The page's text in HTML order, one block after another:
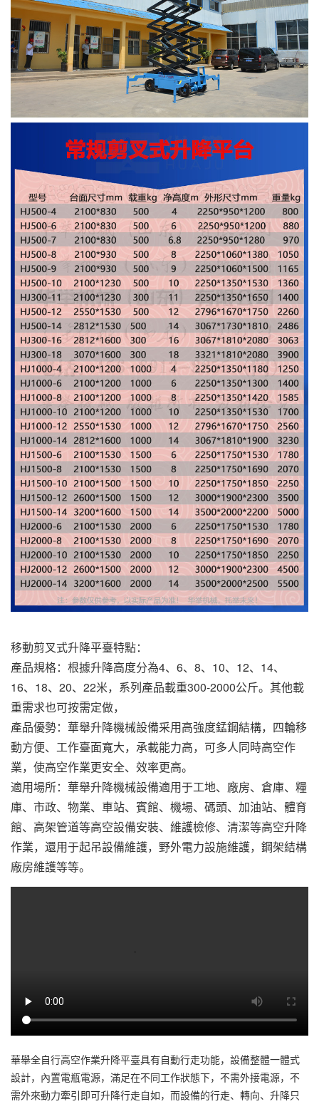
移動剪叉式升降平臺特點：
產品規格：根據升降高度分為4、6、8、10、12、14、
16、18、20、22米，系列產品載重300-2000公斤。其他載
重需求也可按需定做，
產品優勢：華舉升降機械設備采用高強度錳鋼結構，四輪移
動方便、工作臺面寬大，承載能力高，可多人同時高空作
業，使高空作業更安全、效率更高。
適用場所：華舉升降機械設備適用于工地、廠房、倉庫、糧
庫、市政、物業、車站、賓館、機場、碼頭、加油站、體育
館、高架管道等高空設備安裝、維護檢修、清潔等高空升降
作業，還用于起吊設備維護，野外電力設施維護，鋼架結構
廠房維護等等。
華舉全自行高空作業升降平臺具有自動行走功能，設備整體一體式
設計，內置電瓶電源，滿足在不同工作狀態下，不需外接電源，不
需外來動力牽引即可升降行走自如，而設備的行走、轉向、升降只